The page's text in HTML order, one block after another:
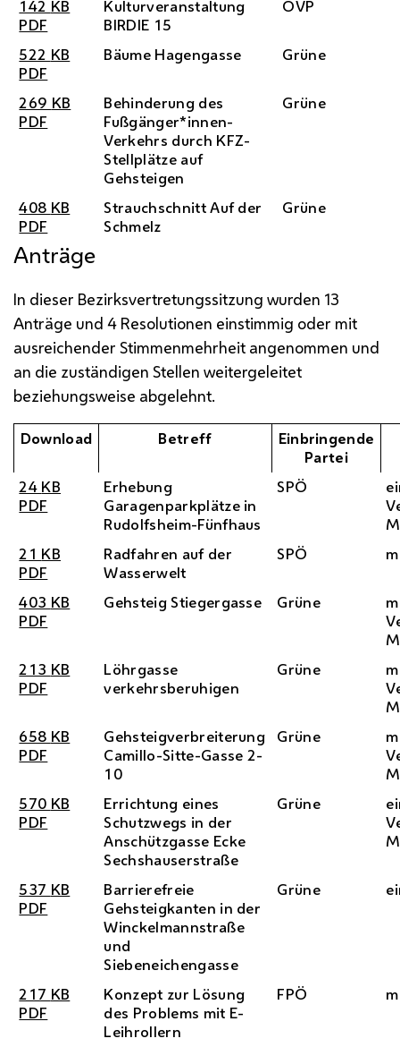
142 KB
PDF
Kulturveranstaltung
BIRDIE 15
ÖVP
522 KB
PDF
Bäume Hagengasse Grüne
269 KB
PDF
Behinderung des
Fußgänger*innen-
Verkehrs durch KFZ-
Stellplätze auf
Gehsteigen
Grüne
408 KB
PDF
Strauchschnitt Auf der
Schmelz
Grüne
Anträge
In dieser Bezirksvertretungssitzung wurden 13
Anträge und 4 Resolutionen einstimmig oder mit
ausreichender Stimmenmehrheit angenommen und
an die zuständigen Stellen weitergeleitet
beziehungsweise abgelehnt.
Download Betreff
Einbringende
Partei
24 KB
PDF
Erhebung
Garagenparkplätze in
Rudolfsheim-Fünfhaus
SPÖ
21 KB
PDF
Radfahren auf der
Wasserwelt
SPÖ
403 KB
PDF
Gehsteig Stiegergasse Grüne
213 KB
PDF
Löhrgasse
verkehrsberuhigen
Grüne
658 KB
PDF
Gehsteigverbreiterung
Camillo-Sitte-Gasse 2-
10
Grüne
570 KB
PDF
Errichtung eines
Schutzwegs in der
Anschützgasse Ecke
Sechshauserstraße
Grüne
537 KB
PDF
Barrierefreie
Gehsteigkanten in der
Winckelmannstraße
und
Siebeneichengasse
Grüne
217 KB
PDF
Konzept zur Lösung
des Problems mit E-
Leihrollern
FPÖ